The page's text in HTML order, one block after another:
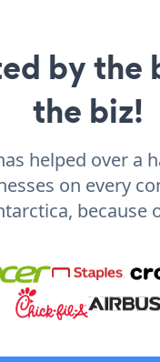
by the
the biz!
helped over a
on every
because